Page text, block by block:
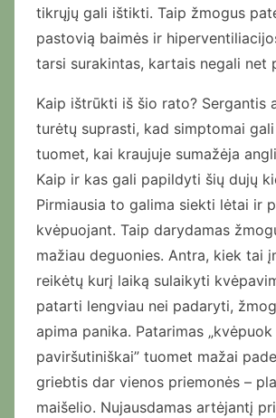
tikrųjų gali ištikti. Taip žmogus
pastovią baimės ir
tarsi surakintas, kartais negali net
Kaip ištrūkti iš šio rato? Sergantis
turėtų suprasti, kad simptomai
tuomet, kai kraujuje sumažėja
Kaip ir kas gali papildyti šių dujų
Pirmiausia to galima siekti lėtai ir
kvėpuojant. Taip darydamas
mažiau deguonies. Antra, kiek tai
reikėtų kurį laiką sulaikyti
patarti lengviau nei padaryti,
apima panika. Patarimas
paviršutiniškai” tuomet mažai
griebtis dar vienos priemonės –
maišelio. Nujausdamas artėjantį